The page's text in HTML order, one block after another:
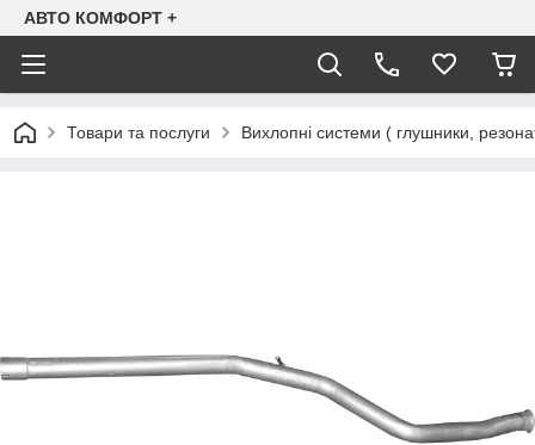
АВТО КОМФОРТ +
Товари та послуги Вихлопні системи ( глушники,